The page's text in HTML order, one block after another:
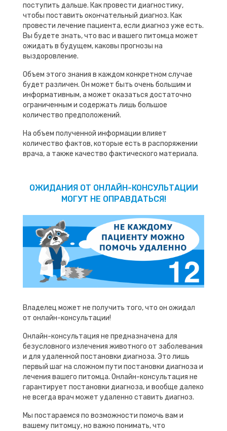
поступить дальше. Как провести диагностику,
чтобы поставить окончательный диагноз. Как
провести лечение пациента, если диагноз уже есть.
Вы будете знать, что вас и вашего питомца может
ожидать в будущем, каковы прогнозы на
выздоровление.
Объем этого знания в каждом конкретном случае
будет различен. Он может быть очень большим и
информативным, а может оказаться достаточно
ограниченным и содержать лишь большое
количество предположений.
На объем полученной информации влияет
количество фактов, которые есть в распоряжении
врача, а также качество фактического материала.
ОЖИДАНИЯ ОТ ОНЛАЙН-КОНСУЛЬТАЦИИ
МОГУТ НЕ ОПРАВДАТЬСЯ!
Владелец может не получить того, что он ожидал
от онлайн-консультации!
Онлайн-консультация не предназначена для
безусловного излечения животного от заболевания
и для удаленной постановки диагноза. Это лишь
первый шаг на сложном пути постановки диагноза и
лечения вашего питомца. Онлайн-консультация не
гарантирует постановки диагноза, и вообще далеко
не всегда врач может удаленно ставить диагноз.
Мы постараемся по возможности помочь вам и
вашему питомцу, но важно понимать, что